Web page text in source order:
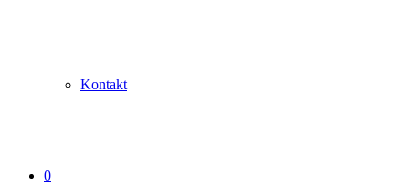
Kontakt
0